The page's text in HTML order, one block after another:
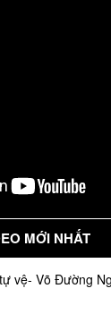
MỚI NHẤT
vệ- Võ Đường